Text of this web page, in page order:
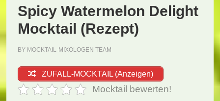
Spicy Watermelon Delight
Mocktail (Rezept)
BY MOCKTAIL-MIXOLOGEN TEAM
ZUFALL-MOCKTAIL (Anzeigen)
Mocktail bewerten!